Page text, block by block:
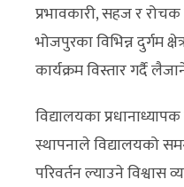
प्रभावकारी, सहज र
भोजपुरका विभिन्न दुर्गम
कार्यक्रम विस्तार गर्दै
विद्यालयका
स्थापनाले विद्यालयको
परिवर्तन ल्याउने